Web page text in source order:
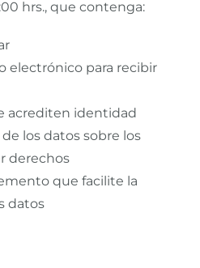
hrs., que contenga:
electrónico para recibir
acrediten identidad
los datos sobre los
derechos
que facilite la
datos